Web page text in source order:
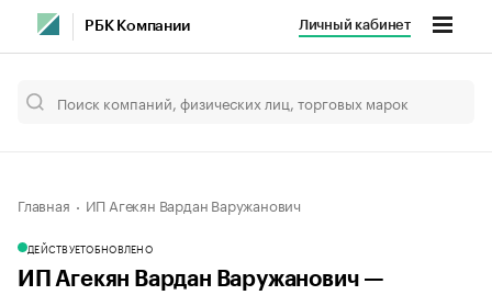
РБК Компании Личный кабинет
Главная ИП Агекян Вардан Варужанович
ДЕЙСТВУЕТОБНОВЛЕНО
ИП Агекян Вардан Варужанович —